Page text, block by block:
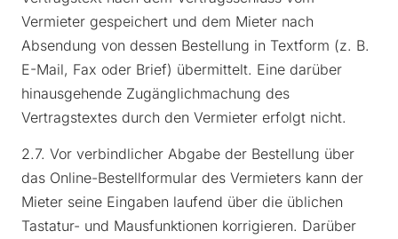
Vermieter gespeichert und dem Mieter nach
Absendung von dessen Bestellung in Textform (z. B.
E-Mail, Fax oder Brief) übermittelt. Eine darüber
hinausgehende Zugänglichmachung des
Vertragstextes durch den Vermieter erfolgt nicht.
2.7. Vor verbindlicher Abgabe der Bestellung über
das Online-Bestellformular des Vermieters kann der
Mieter seine Eingaben laufend über die üblichen
Tastatur- und Mausfunktionen korrigieren. Darüber